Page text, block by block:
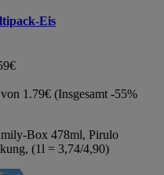
Eis
1.79€ (Insgesamt -55%
Box 478ml, Pirulo
(1l = 3,74/4,90)